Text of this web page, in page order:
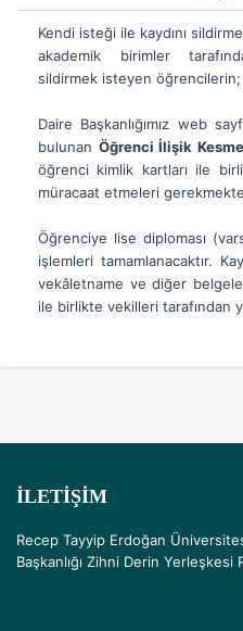
Kendi isteği ile kaydını
akademik birimler
sildirmek isteyen öğrencilerin;
Daire Başkanlığımız web
bulunan Öğrenci İlişik
öğrenci kimlik kartları ile
müracaat etmeleri
Öğrenciye lise diploması
işlemleri tamamlanacaktır.
vekâletname ve diğer
ile birlikte vekilleri tarafından
İLETIŞIM
Recep Tayyip Erdoğan
Başkanlığı Zihni Derin Yerleşkesi